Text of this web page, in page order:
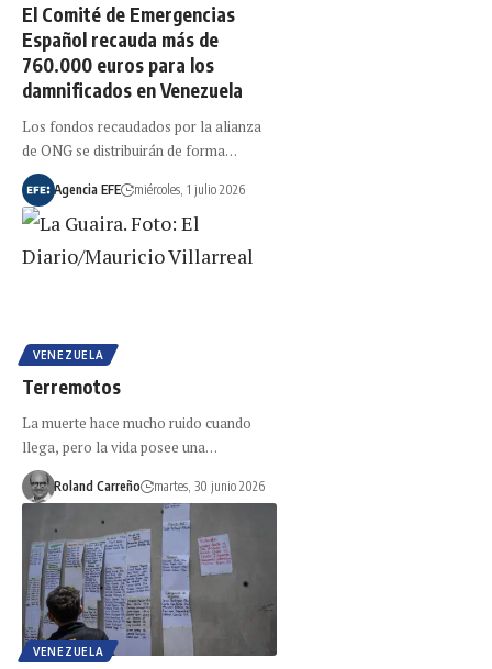
El Comité de Emergencias
Español recauda más de
760.000 euros para los
damnificados en Venezuela
Los fondos recaudados por la alianza
de ONG se distribuirán de forma…
Agencia EFE miércoles, 1 julio 2026
VENEZUELA
Terremotos
La muerte hace mucho ruido cuando
llega, pero la vida posee una…
Roland Carreño martes, 30 junio 2026
VENEZUELA